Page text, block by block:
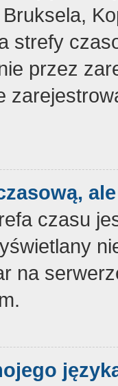
strefy
przez
czasu
na